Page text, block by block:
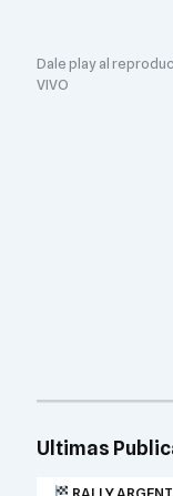
Dale play al
VIVO
Ultimas